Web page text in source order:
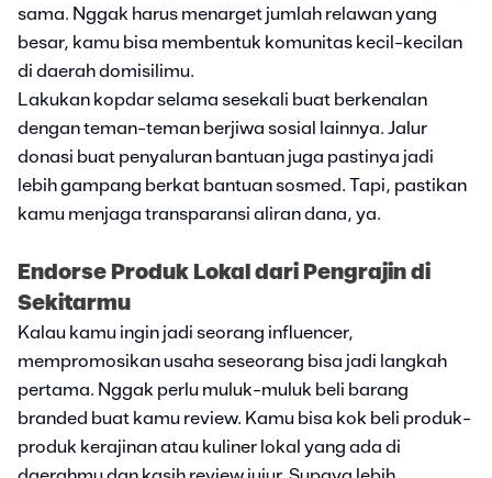
sama. Nggak harus menarget jumlah relawan yang
besar, kamu bisa membentuk komunitas kecil-kecilan
di daerah domisilimu.
Lakukan kopdar selama sesekali buat berkenalan
dengan teman-teman berjiwa sosial lainnya. Jalur
donasi buat penyaluran bantuan juga pastinya jadi
lebih gampang berkat bantuan sosmed. Tapi, pastikan
kamu menjaga transparansi aliran dana, ya.
Endorse Produk Lokal dari Pengrajin di
Sekitarmu
Kalau kamu ingin jadi seorang influencer,
mempromosikan usaha seseorang bisa jadi langkah
pertama. Nggak perlu muluk-muluk beli barang
branded buat kamu review. Kamu bisa kok beli produk-
produk kerajinan atau kuliner lokal yang ada di